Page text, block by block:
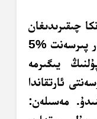
چىقىرىدىغان
قەيدىي پۇل مىقدارى ئارتىدۇ. ئەگەر پىرسەنت %5
يىگىرمە
ئارتقاندا
مەسىلەن: